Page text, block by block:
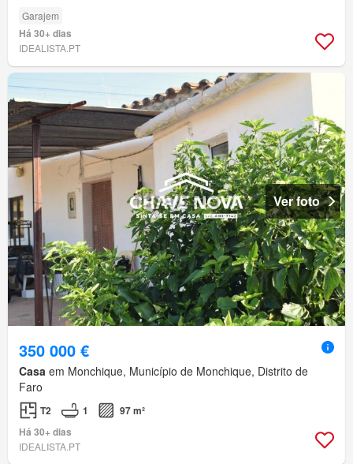
Garajem
Há 30+ dias
IDEALISTA.PT
Ver foto
350 000 €
Casa em Monchique, Município de Monchique, Distrito de
Faro
T2 1
97 m²
Há 30+ dias
IDEALISTA.PT